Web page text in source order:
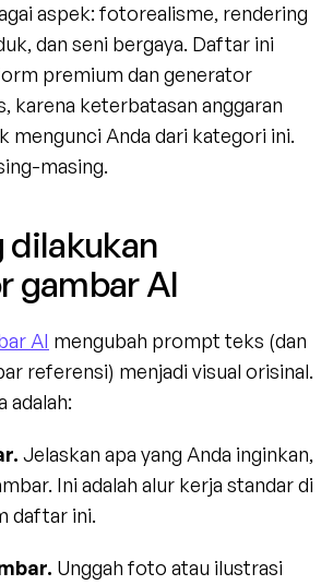
aspek: fotorealisme, rendering
dan seni bergaya. Daftar ini
premium dan generator
karena keterbatasan anggaran
mengunci Anda dari kategori ini.
masing.
dilakukan
gambar AI
AI mengubah prompt teks (dan
referensi) menjadi visual orisinal.
adalah:
Jelaskan apa yang Anda inginkan,
Ini adalah alur kerja standar di
daftar ini.
Unggah foto atau ilustrasi